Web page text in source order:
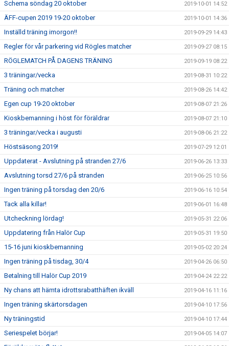
Schema söndag 20 oktober 2019-10-01 14:52
ÄFF-cupen 2019 19-20 oktober 2019-10-01 14:36
Inställd träning imorgon!! 2019-09-29 14:43
Regler för vår parkering vid Rögles matcher 2019-09-27 08:15
RÖGLEMATCH PÅ DAGENS TRÄNING 2019-09-19 08:22
3 träningar/vecka 2019-08-31 10:22
Träning och matcher 2019-08-26 14:42
Egen cup 19-20 oktober 2019-08-07 21:26
Kioskbemanning i höst för föräldrar 2019-08-07 21:10
3 träningar/vecka i augusti 2019-08-06 21:22
Höstsäsong 2019! 2019-07-29 12:01
Uppdaterat - Avslutning på stranden 27/6 2019-06-26 13:33
Avslutning torsd 27/6 på stranden 2019-06-25 10:56
Ingen träning på torsdag den 20/6 2019-06-16 10:54
Tack alla killar! 2019-06-01 16:48
Utcheckning lördag! 2019-05-31 22:06
Uppdatering från Halör Cup 2019-05-31 19:50
15-16 juni kioskbemanning 2019-05-02 20:24
Ingen träning på tisdag, 30/4 2019-04-26 06:50
Betalning till Halör Cup 2019 2019-04-24 22:22
Ny chans att hämta idrottsrabatthäften ikväll 2019-04-16 11:16
Ingen träning skärtorsdagen 2019-04-10 17:56
Ny träningstid 2019-04-10 17:44
Seriespelet börjar! 2019-04-05 14:07